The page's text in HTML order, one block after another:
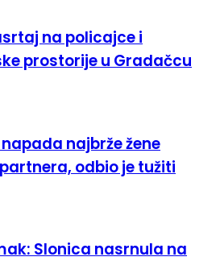
na policajce i
prostorije u Gradačcu
najbrže žene
odbio je tužiti
Slonica nasrnula na